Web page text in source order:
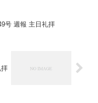
号 週報 主日礼拝